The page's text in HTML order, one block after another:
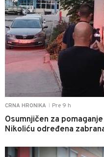
CRNA HRONIKA Pre 9 h
Osumnjičen za
Nikoliću određena